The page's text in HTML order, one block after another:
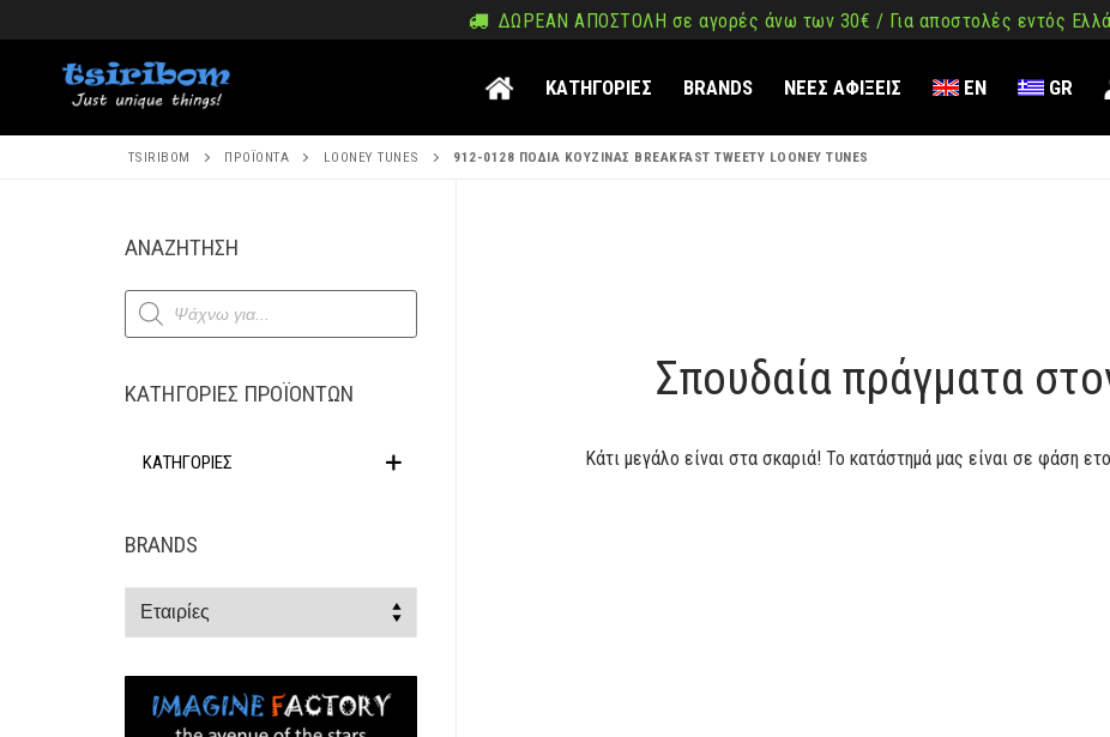
στο
περιεχόμενο
ΔΩΡΕΑΝ ΑΠΟΣΤΟΛΗ σε αγορές άνω των 30€ / Για αποστολές εντός
ΚΑΤΗΓΟΡΙΕΣ BRANDS ΝΕΕΣ ΑΦΙΞΕΙΣ EN GR
TSIRIBOM ΠΡΟΪΌΝΤΑ LOONEY TUNES 912-0128 ΠΟΔΙΑ ΚΟΥΖΙΝΑΣ BREAKFAST TWEETY LOONEY TUNES
Σπουδαία πράγματα
Κάτι μεγάλο είναι στα σκαριά! Το κατάστημά μας είναι σε φάση
ΑΝΑΖΗΤΗΣΗ
Products
search
ΚΑΤΗΓΟΡΊΕΣ ΠΡΟΪΌΝΤΩΝ
ΚΑΤΗΓΟΡΙΕΣ
BRANDS